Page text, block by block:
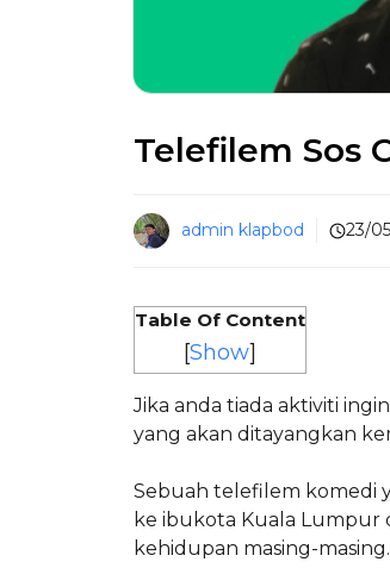
Telefilem Sos
admin klapbod 23/
Table Of Content
[Show]
Jika anda tiada aktiviti
yang akan ditayangkan
Sebuah telefilem komedi
ke ibukota Kuala Lumpur
kehidupan masing-masing.